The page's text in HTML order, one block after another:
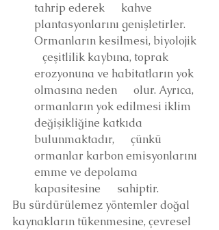
tahrip ederek      kahve
plantasyonlarını genişletirler.
Ormanların kesilmesi, biyolojik
   çeşitlilik kaybına, toprak
erozyonuna ve habitatların yok
olmasına neden      olur. Ayrıca,
ormanların yok edilmesi iklim
değişikliğine katkıda
bulunmaktadır,      çünkü
ormanlar karbon emisyonlarını
emme ve depolama
kapasitesine      sahiptir.
Bu sürdürülemez yöntemler doğal
kaynakların tükenmesine, çevresel